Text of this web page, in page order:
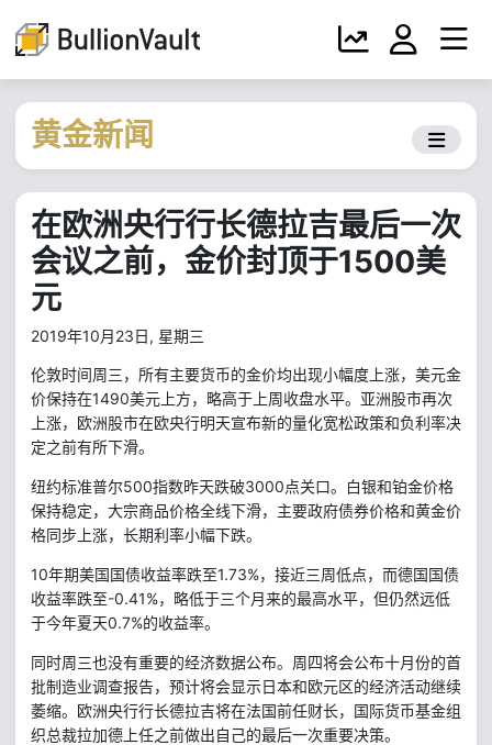
黄金新闻
在欧洲央行行长德拉吉最后一次
会议之前，金价封顶于1500美
元
2019年10月23日, 星期三
伦敦时间周三，所有主要货币的金价均出现小幅度上涨，美元金
价保持在1490美元上方，略高于上周收盘水平。亚洲股市再次
上涨，欧洲股市在欧央行明天宣布新的量化宽松政策和负利率决
定之前有所下滑。
纽约标准普尔500指数昨天跌破3000点关口。白银和铂金价格
保持稳定，大宗商品价格全线下滑，主要政府债券价格和黄金价
格同步上涨，长期利率小幅下跌。
10年期美国国债收益率跌至1.73%，接近三周低点，而德国国债
收益率跌至-0.41%，略低于三个月来的最高水平，但仍然远低
于今年夏天0.7%的收益率。
同时周三也没有重要的经济数据公布。周四将会公布十月份的首
批制造业调查报告，预计将会显示日本和欧元区的经济活动继续
萎缩。欧洲央行行长德拉吉将在法国前任财长，国际货币基金组
织总裁拉加德上任之前做出自己的最后一次重要决策。